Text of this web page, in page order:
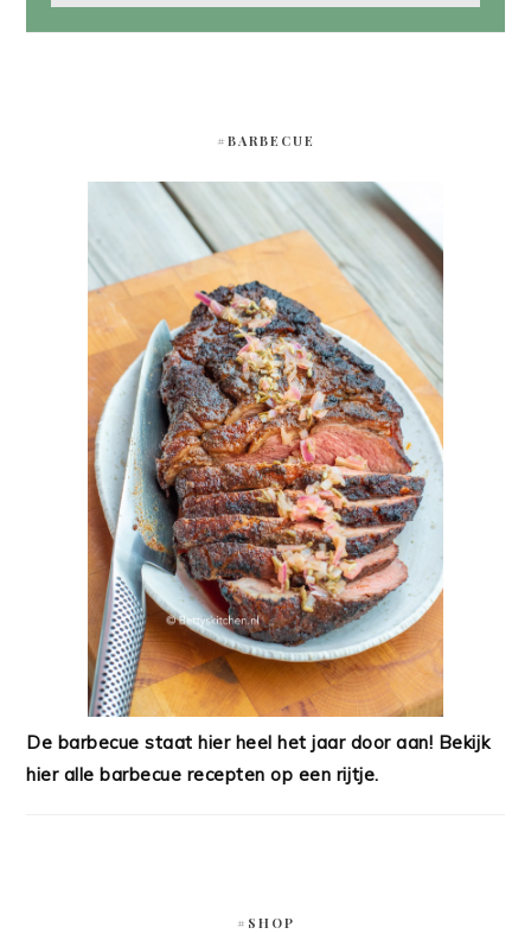
#BARBECUE
De barbecue staat hier heel het jaar door aan! Bekijk
hier alle barbecue recepten op een rijtje.
#SHOP